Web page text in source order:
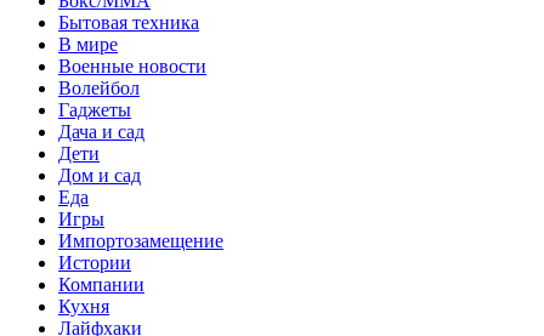
Бытовая техника
В мире
Военные новости
Волейбол
Гаджеты
Дача и сад
Дети
Дом и сад
Еда
Игры
Импортозамещение
Истории
Компании
Кухня
Лайфхаки